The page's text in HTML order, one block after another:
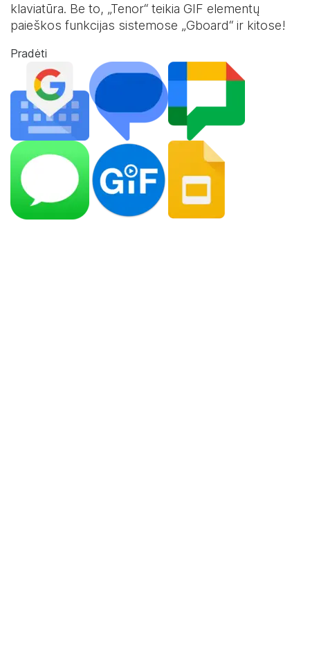
klaviatūra. Be to, „Tenor“ teikia GIF elementų
paieškos funkcijas sistemose „Gboard“ ir kitose!
Pradėti